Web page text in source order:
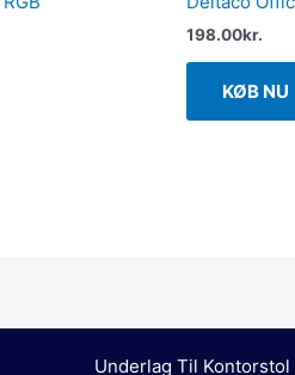
198.00kr.
KØB NU
Underlag Til Kontorstol